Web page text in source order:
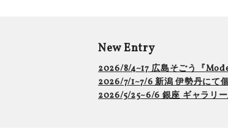
New Entry
2026/8/4~17 広島そごう『
2026/7/1~7/6 新潟 伊勢丹にて
2026/5/25~6/6 銀座 ギャラリ